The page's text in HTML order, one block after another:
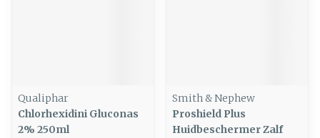
Qualiphar
Chlorhexidini Gluconas
2% 250ml
Smith & Nephew
Proshield Plus
Huidbeschermer Zalf